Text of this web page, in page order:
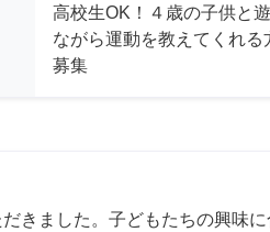
高校生OK！４歳の子供と
ながら運動を教えてくれる
募集
きました。子どもたちの興味に